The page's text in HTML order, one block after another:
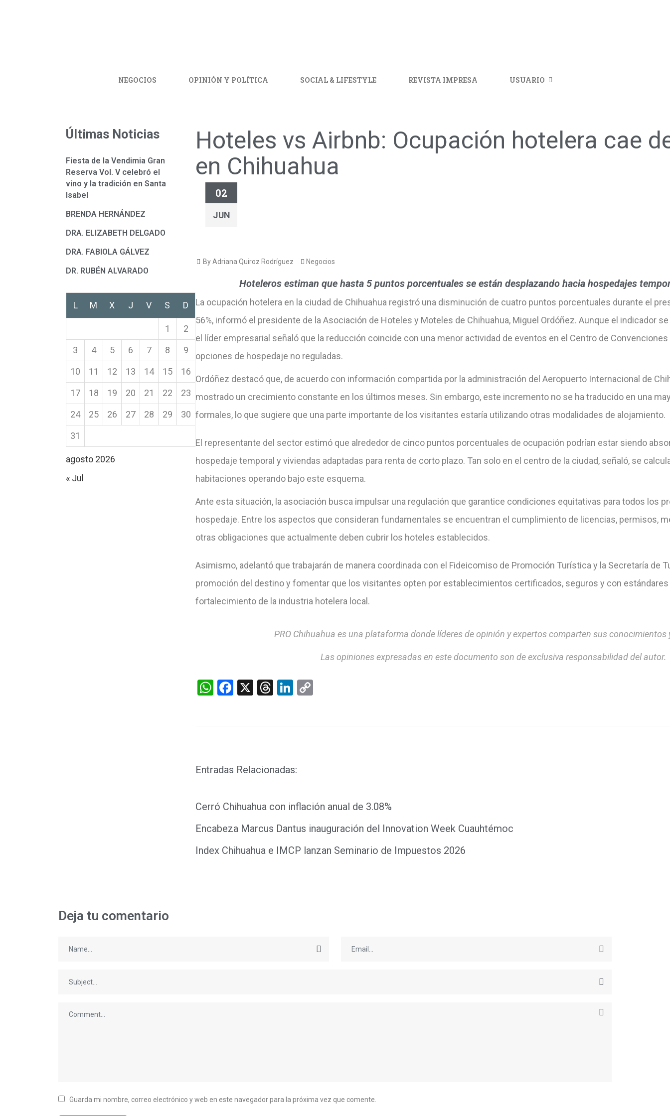
NEGOCIOS OPINIÓN Y POLÍTICA SOCIAL & LIFESTYLE REVISTA IMPRESA USUARIO
Últimas Noticias
Fiesta de la Vendimia Gran
Reserva Vol. V celebró el
vino y la tradición en Santa
Isabel
BRENDA HERNÁNDEZ
DRA. ELIZABETH DELGADO
DRA. FABIOLA GÁLVEZ
DR. RUBÉN ALVARADO
agosto 2026
L M X J V S D
1 2
3 4 5 6 7 8 9
10 11 12 13 14 15 16
17 18 19 20 21 22 23
24 25 26 27 28 29 30
31
« Jul
Hoteles vs Airbnb: Ocupación hotelera cae
en Chihuahua
02
JUN
By Adriana Quiroz Rodríguez Negocios
Hoteleros estiman que hasta 5 puntos porcentuales se están desplazando hacia hospedajes
La ocupación hotelera en la ciudad de Chihuahua registró una disminución de cuatro puntos porcentuales durante el
56%, informó el presidente de la Asociación de Hoteles y Moteles de Chihuahua, Miguel Ordóñez. Aunque el indicador
el líder empresarial señaló que la reducción coincide con una menor actividad de eventos en el Centro de
opciones de hospedaje no reguladas.
Ordóñez destacó que, de acuerdo con información compartida por la administración del Aeropuerto Internacional de
mostrado un crecimiento constante en los últimos meses. Sin embargo, este incremento no se ha traducido en una
formales, lo que sugiere que una parte importante de los visitantes estaría utilizando otras modalidades de alojamiento.
El representante del sector estimó que alrededor de cinco puntos porcentuales de ocupación podrían estar siendo
hospedaje temporal y viviendas adaptadas para renta de corto plazo. Tan solo en el centro de la ciudad, señaló, se
habitaciones operando bajo este esquema.
Ante esta situación, la asociación busca impulsar una regulación que garantice condiciones equitativas para todos los
hospedaje. Entre los aspectos que consideran fundamentales se encuentran el cumplimiento de licencias, permisos,
otras obligaciones que actualmente deben cubrir los hoteles establecidos.
Asimismo, adelantó que trabajarán de manera coordinada con el Fideicomiso de Promoción Turística y la Secretaría de
promoción del destino y fomentar que los visitantes opten por establecimientos certificados, seguros y con estándares
fortalecimiento de la industria hotelera local.
PRO Chihuahua es una plataforma donde líderes de opinión y expertos comparten sus conocimientos
Las opiniones expresadas en este documento son de exclusiva responsabilidad del autor.
WhatsApp
Facebook
X Threads
LinkedIn
Entradas Relacionadas:
Cerró Chihuahua con inflación anual de 3.08%
Encabeza Marcus Dantus inauguración del Innovation Week Cuauhtémoc
Index Chihuahua e IMCP lanzan Seminario de Impuestos 2026
Deja tu comentario
Guarda mi nombre, correo electrónico y web en este navegador para la próxima vez que comente.